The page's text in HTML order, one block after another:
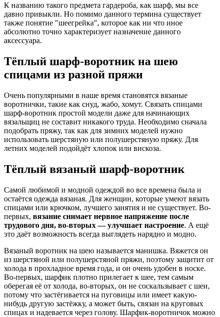
К названию такого предмета гардероба, как шарф, мы все
давно привыкли. Но помимо данного термина существует
также понятие "шеегрейка", которое как ни что иное
абсолютно точно характеризует назначение данного
аксессуара.
Тёплый шарф-воротник на шею
спицами из разной пряжи
Очень популярными в наше время становятся вязаные
воротнички, такие как снуд, жабо, хомут. Связать спицами
шарф-воротник простой модели даже для начинающих
вязальщиц не составит никакого труда. Необходимо сначала
подобрать пряжу, так как для зимних моделей нужно
использовать шерстяную или полушерстяную пряжу. Для
летних моделей подойдёт хлопок или вискоза.
Тёплый вязаный шарф-воротник
Самой любимой и модной одеждой во все времена была и
остаётся одежда вязаная. Для женщин, которые умеют вязать
спицами или крючком, лучшего занятия и не существует. Во-
первых, вязание снимает нервное напряжение после
трудового дня, во-вторых — улучшает настроение. А ещё
это даёт возможность всегда выглядеть нарядно и модно.
Вязаный воротник на шею называется манишка. Вяжется он
из шерстяной или полушерстяной пряжи, поэтому защитит от
холода в прохладное время года, и он очень удобен в носке.
Во-первых, шарфик плотно прилегает к шее, тем самым
оберегая её от холода, во-вторых, он не соскальзывает с шеи,
потому что застёгивается на пуговицы или имеет какую-
нибудь другую застёжку, а может быть, связан на круговых
спицах и надевается через голову. Шарфик-воротничок можно